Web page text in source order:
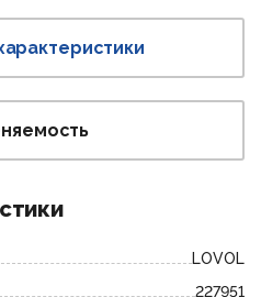
LOVOL
227951